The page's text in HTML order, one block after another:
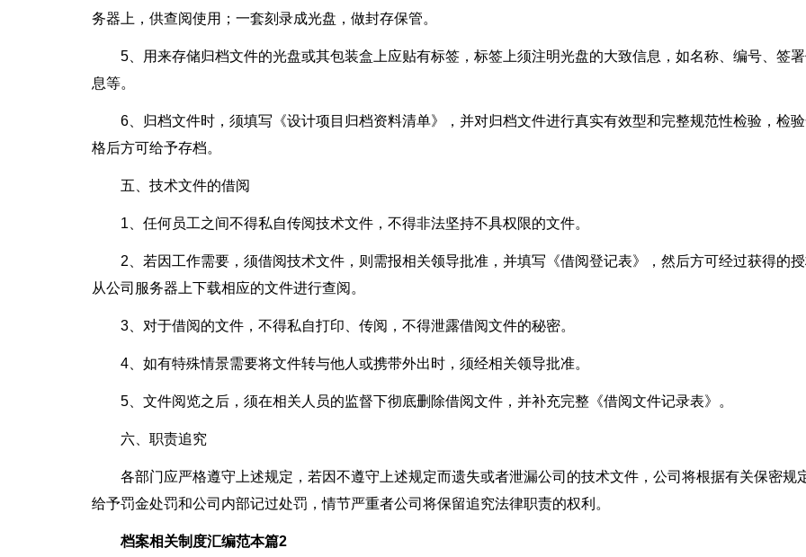
务器上，供查阅使用；一套刻录成光盘，做封存保管。
5、用来存储归档文件的光盘或其包装盒上应贴有标签，标签上须注明光盘的大致信息，如名称、编号、签
息等。
6、归档文件时，须填写《设计项目归档资料清单》，并对归档文件进行真实有效型和完整规范性检验，检
格后方可给予存档。
五、技术文件的借阅
1、任何员工之间不得私自传阅技术文件，不得非法坚持不具权限的文件。
2、若因工作需要，须借阅技术文件，则需报相关领导批准，并填写《借阅登记表》，然后方可经过获得的
从公司服务器上下载相应的文件进行查阅。
3、对于借阅的文件，不得私自打印、传阅，不得泄露借阅文件的秘密。
4、如有特殊情景需要将文件转与他人或携带外出时，须经相关领导批准。
5、文件阅览之后，须在相关人员的监督下彻底删除借阅文件，并补充完整《借阅文件记录表》。
六、职责追究
各部门应严格遵守上述规定，若因不遵守上述规定而遗失或者泄漏公司的技术文件，公司将根据有关保密规
给予罚金处罚和公司内部记过处罚，情节严重者公司将保留追究法律职责的权利。
档案相关制度汇编范本篇2